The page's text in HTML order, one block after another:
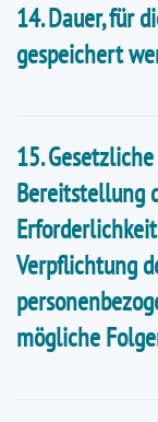
14. Dauer, für
gespeichert
15.
Bereitstellung
Verpflichtung
mögliche